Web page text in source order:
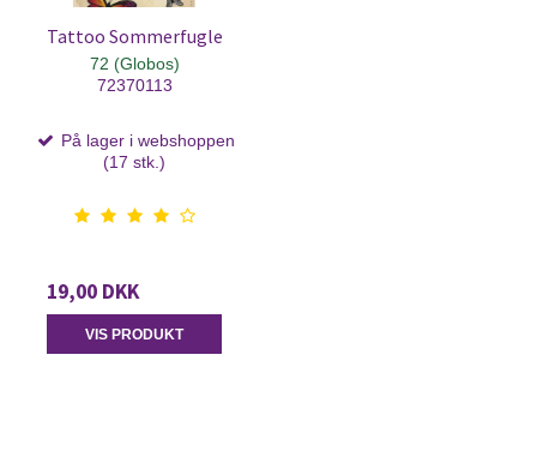
Tattoo Sommerfugle
72 (Globos)
72370113
På lager i webshoppen
(17 stk.)
19,00 DKK
VIS PRODUKT